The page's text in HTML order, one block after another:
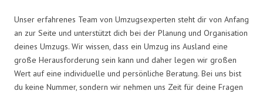
Unser erfahrenes Team von Umzugsexperten steht dir von Anfang
an zur Seite und unterstützt dich bei der Planung und Organisation
deines Umzugs. Wir wissen, dass ein Umzug ins Ausland eine
große Herausforderung sein kann und daher legen wir großen
Wert auf eine individuelle und persönliche Beratung. Bei uns bist
du keine Nummer, sondern wir nehmen uns Zeit für deine Fragen